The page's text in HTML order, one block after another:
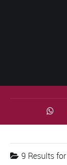
9 Results for